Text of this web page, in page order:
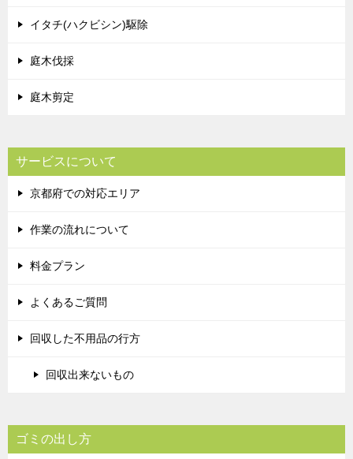
イタチ(ハクビシン)駆除
庭木伐採
庭木剪定
サービスについて
京都府での対応エリア
作業の流れについて
料金プラン
よくあるご質問
回収した不用品の行方
回収出来ないもの
ゴミの出し方